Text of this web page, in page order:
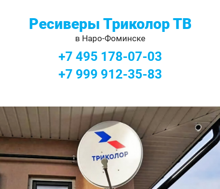
Ресиверы Триколор ТВ
в Наро-Фоминске
+7 495 178-07-03
+7 999 912-35-83